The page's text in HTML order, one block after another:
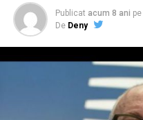
Publicat acum 8 ani pe
De Deny